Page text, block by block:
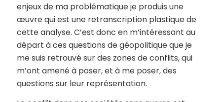
enjeux de ma problématique je produis une
œuvre qui est une retranscription plastique de
cette analyse. C’est donc en m’intéressant au
départ à ces questions de géopolitique que je
me suis retrouvé sur des zones de conflits, qui
m’ont amené à poser, et à me poser, des
questions sur leur représentation.